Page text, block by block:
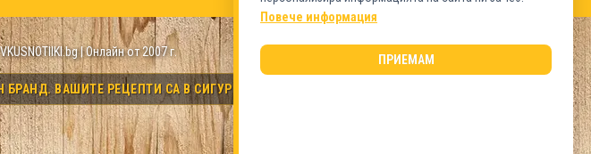
| Онлайн от 2007 г.
ВАШИТЕ РЕЦЕПТИ СА В СИГУРНИ РЪЦЕ.
Повече информация
ПРИЕМАМ